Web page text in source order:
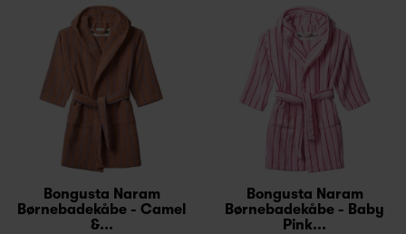
Bongusta Naram
Børnebadekåbe - Camel
&...
Bongusta Naram
Børnebadekåbe - Baby
Pink...